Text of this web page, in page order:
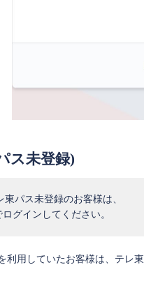
ス未登録)
パス未登録のお客様は、
グインしてください。
用していたお客様は、テレ